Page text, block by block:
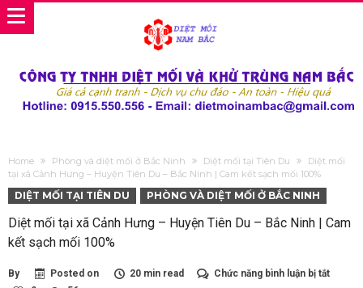
Home Phòng và diệt mối ở Bắc Ninh Diệt mối tại Tiên Du
Diệt mối
tại xã Cảnh Hưng – Huyện Tiên Du – Bắc Ninh | Cam kết sạch mối 100%
DIỆT MỐI TẠI TIÊN DU PHÒNG VÀ DIỆT MỐI Ở BẮC NINH
Diệt mối tại xã Cảnh Hưng – Huyện Tiên Du – Bắc Ninh | Cam
kết sạch mối 100%
By Posted on 20 min read Chức năng bình luận bị tắtở